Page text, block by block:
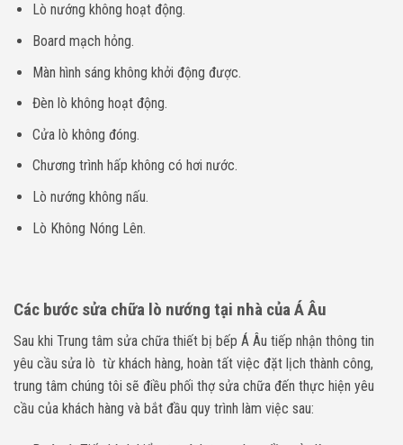
Lò nướng không hoạt động.
Board mạch hỏng.
Màn hình sáng không khởi động được.
Đèn lò không hoạt động.
Cửa lò không đóng.
Chương trình hấp không có hơi nước.
Lò nướng không nấu.
Lò Không Nóng Lên.
Các bước sửa chữa lò nướng tại nhà của Á Âu
Sau khi Trung tâm sửa chữa thiết bị bếp Á Âu tiếp nhận thông tin
yêu cầu sửa lò từ khách hàng, hoàn tất việc đặt lịch thành công,
trung tâm chúng tôi sẽ điều phối thợ sửa chữa đến thực hiện yêu
cầu của khách hàng và bắt đầu quy trình làm việc sau: